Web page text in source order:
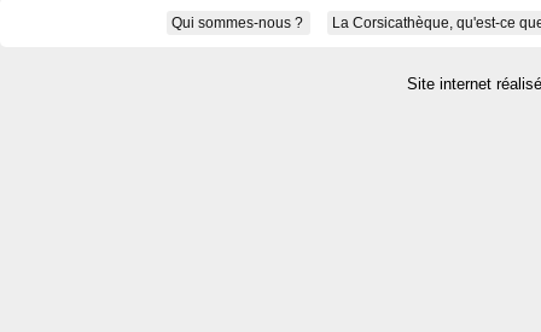
Qui sommes-nous ? La Corsicathèque, qu'est-ce
Site internet